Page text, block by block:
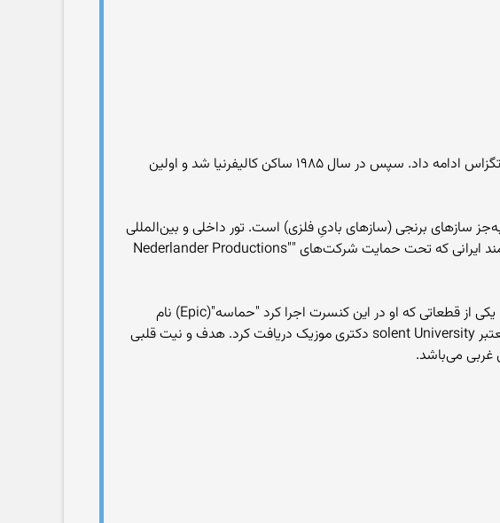
در سال ۱۹۷۹ میلادی به ایالات متحده آمریکا مهاجرت کرد و به تحصیل در رشته موسیقی در دانشگاه ایالت تگزاس ادامه داد. سپس در سال ۱۹۸۵ ساکن کالیفرنیا شد و اولین
سازهای برنجی (سازهای بادیِ فلزی) است. تور داخلی و بین‌المللی
که از سال ۱۹۹۰ آغاز شد برای او مخاطبان فراوانی در سر تاسر جهان فراهم کرد. اکنون او به عنوان اولین هنرمند ایرانی که تحت حمایت شرکت‌های "Nederlander Productions"
در سوم ژوئیه ۱۹۹۴ بیژن مرتضوی اولین هنرمند ایرانی بود که در "Greek Theater" به اجرای برنامه پرداخت. یکی از قطعاتی که او در این کنسرت اجرا کرد "حماسه"(Epic) نام
داشت که در یازده‌سالگی ساخته بود. وی در سال ۲۰۰۹ از کشور انگلستان و در ساوت همپتون از دانشگاه معتبر solent University دکتری موزیک دریافت کرد. هدف و نیت قلبی
غربی می‌باشد.